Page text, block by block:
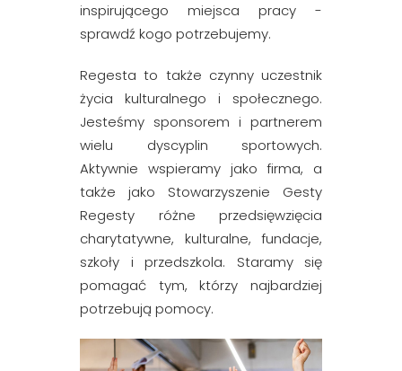
inspirującego miejsca pracy -
sprawdź kogo potrzebujemy.
Regesta to także czynny uczestnik
życia kulturalnego i społecznego.
Jesteśmy sponsorem i partnerem
wielu dyscyplin sportowych.
Aktywnie wspieramy jako firma, a
także jako Stowarzyszenie Gesty
Regesty różne przedsięwzięcia
charytatywne, kulturalne, fundacje,
szkoły i przedszkola. Staramy się
pomagać tym, którzy najbardziej
potrzebują pomocy.